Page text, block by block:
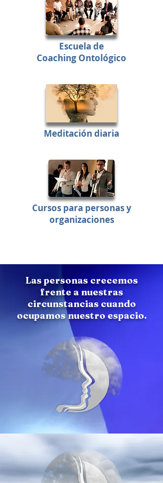
Escuela de
Coaching Ontológico
Meditación diaria
Cursos para personas y
organizaciones
Las personas crecemos
frente a nuestras
circunstancias cuando
ocupamos nuestro espacio.